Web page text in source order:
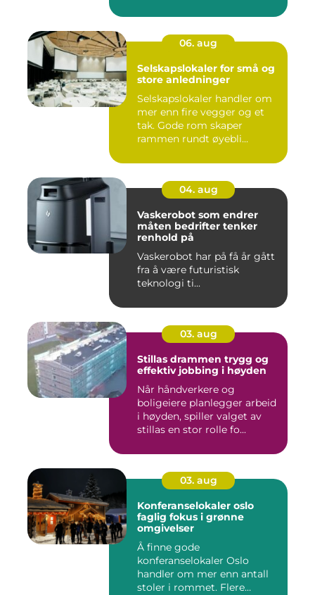
06. aug
Selskapslokaler for små og
store anledninger
Selskapslokaler handler om
mer enn fire vegger og et
tak. Gode rom skaper
rammen rundt øyebli...
04. aug
Vaskerobot som endrer
måten bedrifter tenker
renhold på
Vaskerobot har på få år gått
fra å være futuristisk
teknologi ti...
03. aug
Stillas drammen trygg og
effektiv jobbing i høyden
Når håndverkere og
boligeiere planlegger arbeid
i høyden, spiller valget av
stillas en stor rolle fo...
03. aug
Konferanselokaler oslo
faglig fokus i grønne
omgivelser
Å finne gode
konferanselokaler Oslo
handler om mer enn antall
stoler i rommet. Flere